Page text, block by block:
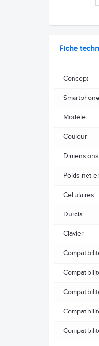
Fiche
Concept
Smartphone
Modèle
Couleur
Poids net
Cellulaires
Durcis
Clavier